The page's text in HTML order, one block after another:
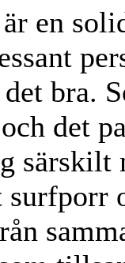
en
bra.
det
särskilt